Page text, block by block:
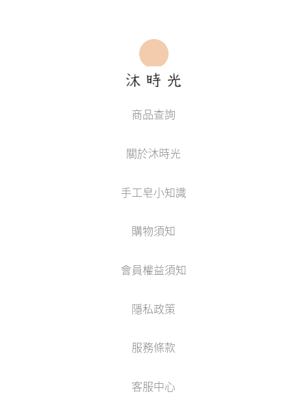
商品查詢
關於沐時光
手工皂小知識
購物須知
會員權益須知
隱私政策
服務條款
客服中心